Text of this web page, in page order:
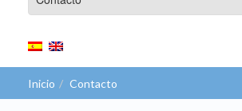
Inicio Contacto